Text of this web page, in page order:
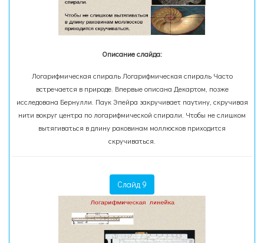
Описание слайда:
Логарифмическая спираль Логарифмическая спираль Часто
встречается в природе. Впервые описана Декартом, позже
исследована Бернулли. Паук Эпейра закручивает паутину, скручивая
нити вокруг центра по логарифмической спирали. Чтобы не слишком
вытягиваться в длину раковинам моллюсков приходится
скручиваться.
Слайд 9